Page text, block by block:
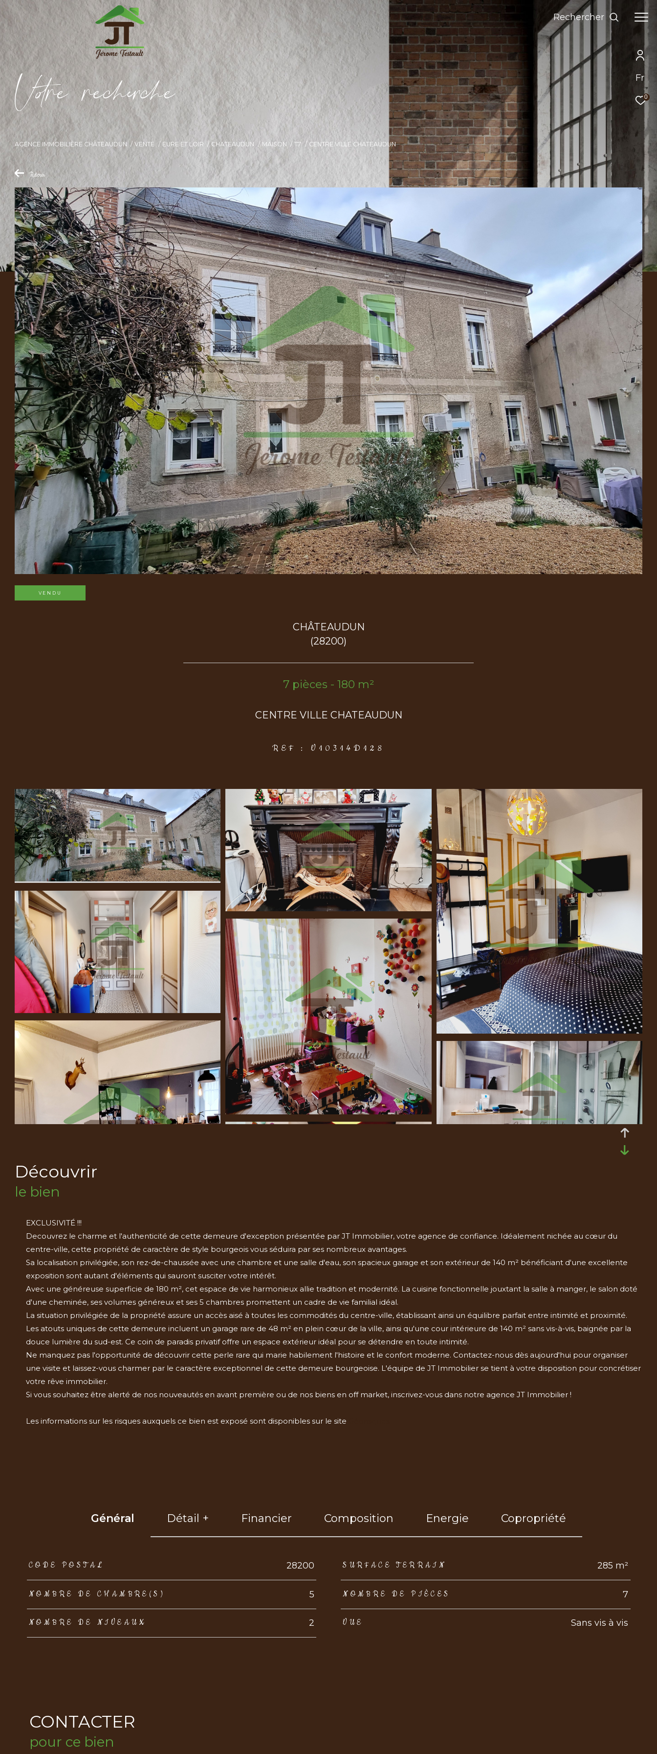
Fr
0
Rechercher
Vore recece
AGENCE IMMOBILIÈRE CHÂTEAUDUN VENTE EURE ET LOIR CHATEAUDUN MAISON T7 CENTRE VILLE CHATEAUDUN
Retour
VENDU
CHÂTEAUDUN
(28200)
7 pièces - 180 m²
CENTRE VILLE CHATEAUDUN
REF : V10314D128
découvrir
le bien
EXCLUSIVITÉ !!!
Decouvrez le charme et l'authenticité de cette demeure d'exception présentée par JT Immobilier, votre agence de confiance. Idéalement nichée au cœur du
centre-ville, cette propriété de caractère de style bourgeois vous séduira par ses nombreux avantages.
Sa localisation privilégiée, son rez-de-chaussée avec une chambre et une salle d'eau, son spacieux garage et son extérieur de 140 m² bénéficiant d'une excellente
exposition sont autant d'éléments qui sauront susciter votre intérêt.
Avec une généreuse superficie de 180 m², cet espace de vie harmonieux allie tradition et modernité. La cuisine fonctionnelle jouxtant la salle à manger, le salon doté
d'une cheminée, ses volumes généreux et ses 5 chambres promettent un cadre de vie familial idéal.
La situation privilégiée de la propriété assure un accès aisé à toutes les commodités du centre-ville, établissant ainsi un équilibre parfait entre intimité et proximité.
Les atouts uniques de cette demeure incluent un garage rare de 48 m² en plein cœur de la ville, ainsi qu'une cour intérieure de 140 m² sans vis-à-vis, baignée par la
douce lumière du sud-est. Ce coin de paradis privatif offre un espace extérieur idéal pour se détendre en toute intimité.
Ne manquez pas l'opportunité de découvrir cette perle rare qui marie habilement l'histoire et le confort moderne. Contactez-nous dès aujourd'hui pour organiser
une visite et laissez-vous charmer par le caractère exceptionnel de cette demeure bourgeoise. L'équipe de JT Immobilier se tient à votre disposition pour concrétiser
votre rêve immobilier.
Si vous souhaitez être alerté de nos nouveautés en avant première ou de nos biens en off market, inscrivez-vous dans notre agence JT Immobilier !
Les informations sur les risques auxquels ce bien est exposé sont disponibles sur le site
Général Détail + Financier Composition Energie Copropriété
TRAD_ZEPHYR_Caracteristique
CODE POSTAL 28200 SURFACE TERRAIN 285 m²
NOMBRE DE CHAMBRE(S) 5 NOMBRE DE PIÈCES 7
NOMBRE DE NIVEAUX 2 VUE Sans vis à vis
CONTACTER
pour ce bien